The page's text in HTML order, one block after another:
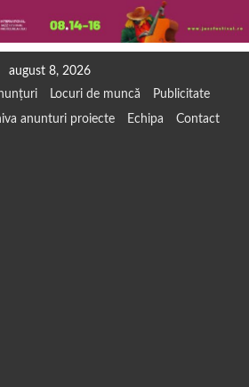
august 8, 2026
Locuri de muncă
Publicitate
anunturi proiecte Echipa Contact